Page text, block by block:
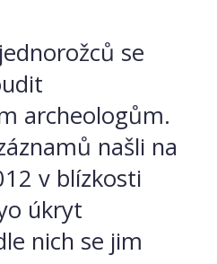
se
archeologům.
našli na
v blízkosti
úkryt
nich se jim